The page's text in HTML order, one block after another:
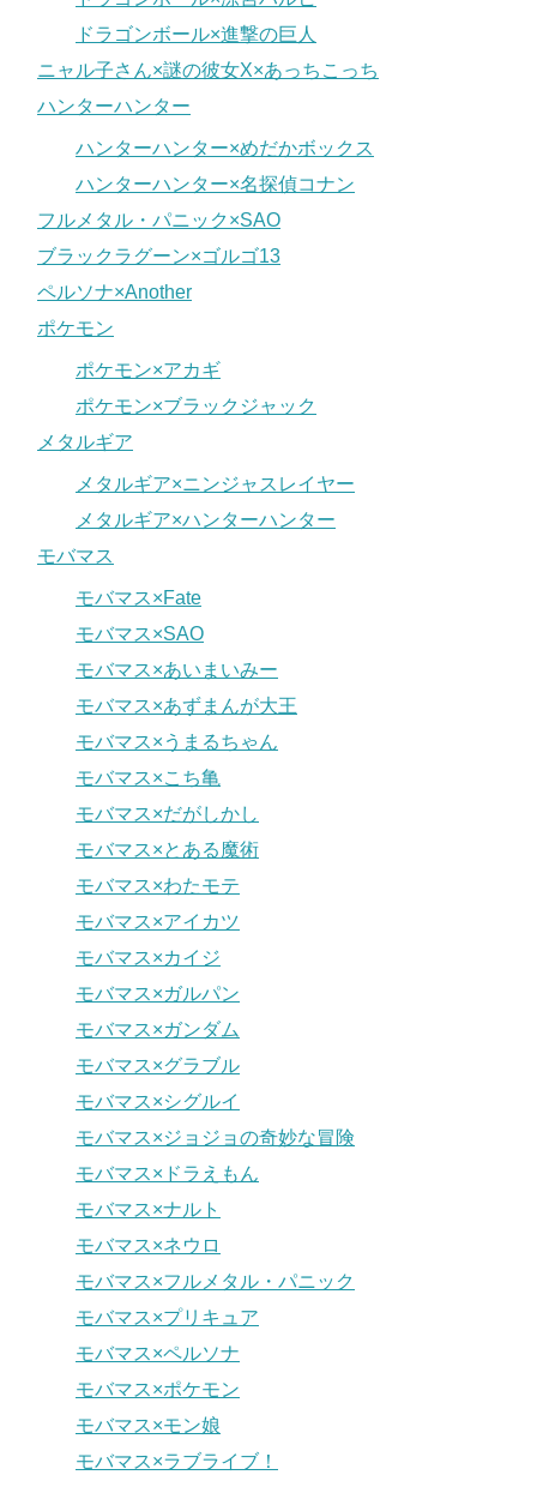
ドラゴンボール×進撃の巨人
ニャル子さん×謎の彼女X×あっちこっち
ハンターハンター
ハンターハンター×めだかボックス
ハンターハンター×名探偵コナン
フルメタル・パニック×SAO
ブラックラグーン×ゴルゴ13
ペルソナ×Another
ポケモン
ポケモン×アカギ
ポケモン×ブラックジャック
メタルギア
メタルギア×ニンジャスレイヤー
メタルギア×ハンターハンター
モバマス
モバマス×Fate
モバマス×SAO
モバマス×あいまいみー
モバマス×あずまんが大王
モバマス×うまるちゃん
モバマス×こち亀
モバマス×だがしかし
モバマス×とある魔術
モバマス×わたモテ
モバマス×アイカツ
モバマス×カイジ
モバマス×ガルパン
モバマス×ガンダム
モバマス×グラブル
モバマス×シグルイ
モバマス×ジョジョの奇妙な冒険
モバマス×ドラえもん
モバマス×ナルト
モバマス×ネウロ
モバマス×フルメタル・パニック
モバマス×プリキュア
モバマス×ペルソナ
モバマス×ポケモン
モバマス×モン娘
モバマス×ラブライブ！